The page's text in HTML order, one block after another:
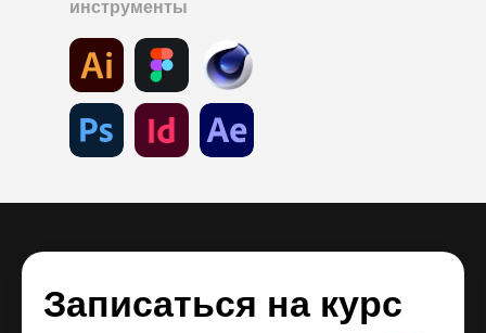
инструменты
Записаться на курс